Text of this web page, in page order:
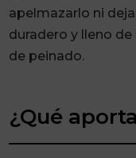
apelmazarlo ni
duradero y lleno
de peinado.
¿Qué